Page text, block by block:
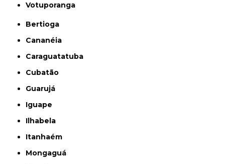
Votuporanga
Bertioga
Cananéia
Caraguatatuba
Cubatão
Guarujá
Iguape
Ilhabela
Itanhaém
Mongaguá